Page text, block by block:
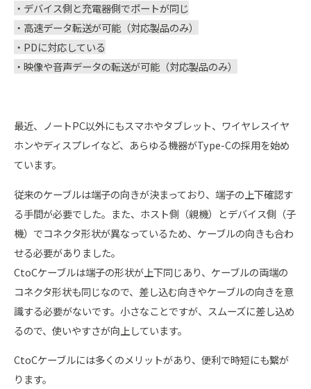
・デバイス側と充電器側でポートが同じ
・高速データ転送が可能（対応製品のみ）
・PDに対応している
・映像や音声データの転送が可能（対応製品のみ）
最近、ノートPC以外にもスマホやタブレット、ワイヤレスイヤ
ホンやディスプレイなど、あらゆる機器がType-Cの採用を始め
ています。
従来のケーブルは端子の向きが決まっており、端子の上下確認す
る手間が必要でした。また、ホスト側（親機）とデバイス側（子
機）でコネクタ形状が異なっているため、ケーブルの向きも合わ
せる必要がありました。
CtoCケーブルは端子の形状が上下同じあり、ケーブルの両端の
コネクタ形状も同じなので、差し込む向きやケーブルの向きを意
識する必要がないです。小さなことですが、スムーズに差し込め
るので、使いやすさが向上しています。
CtoCケーブルには多くのメリットがあり、便利で時短にも繋が
ります。